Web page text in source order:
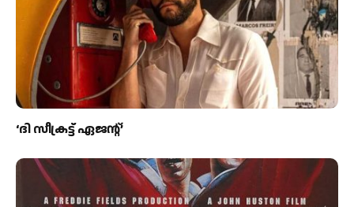
‘ദി സീക്രട്ട് ഏജന്റ്’